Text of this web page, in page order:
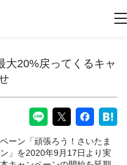
大20%戻ってくるキャ
ーン「頑張ろう！さいたま
」を2020年9月17日より実